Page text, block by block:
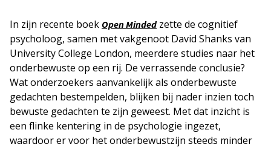
In zijn recente boek Open Mindedzette de cognitief
psycholoog, samen met vakgenoot David Shanks van
University College London, meerdere studies naar het
onderbewuste op een rij. De verrassende conclusie?
Wat onderzoekers aanvankelijk als onderbewuste
gedachten bestempelden, blijken bij nader inzien toch
bewuste gedachten te zijn geweest. Met dat inzicht is
een flinke kentering in de psychologie ingezet,
waardoor er voor het onderbewustzijn steeds minder